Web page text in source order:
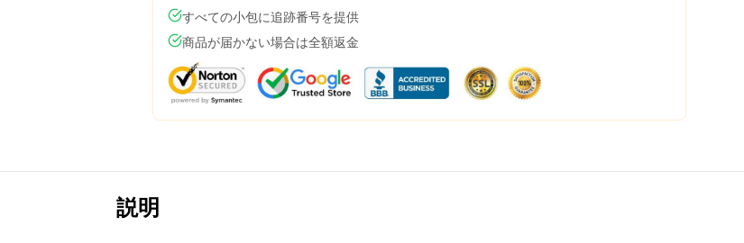
すべての小包に追跡番号を提供
商品が届かない場合は全額返金
説明